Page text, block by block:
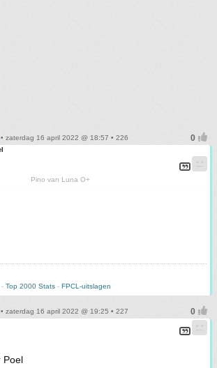
• zaterdag 16 april 2022 @ 18:57 • 226
Pino van Luna O+
- Top 2000 Stats - FPCL-uitslagen
• zaterdag 16 april 2022 @ 19:25 • 227
Poel